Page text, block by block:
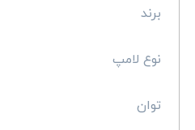
برند
نوع لامپ
توان